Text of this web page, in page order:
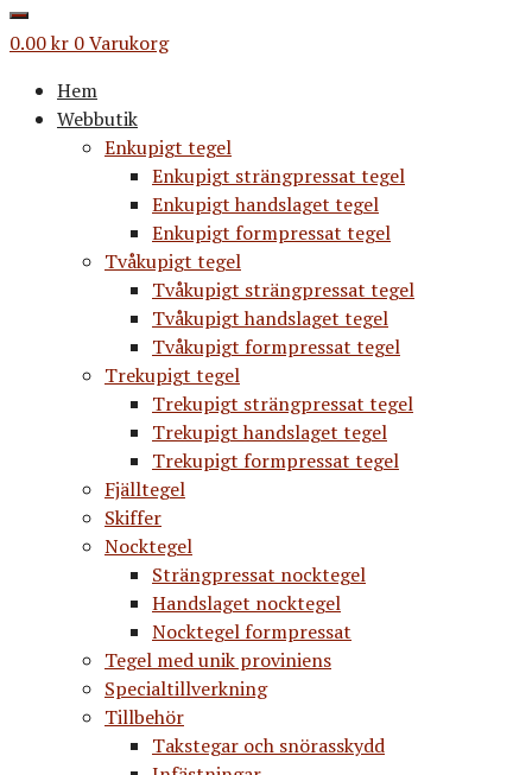
0.00kr 0Varukorg
Hem
Webbutik
Enkupigt tegel
Enkupigt strängpressat tegel
Enkupigt handslaget tegel
Enkupigt formpressat tegel
Tvåkupigt tegel
Tvåkupigt strängpressat tegel
Tvåkupigt handslaget tegel
Tvåkupigt formpressat tegel
Trekupigt tegel
Trekupigt strängpressat tegel
Trekupigt handslaget tegel
Trekupigt formpressat tegel
Fjälltegel
Skiffer
Nocktegel
Strängpressat nocktegel
Handslaget nocktegel
Nocktegel formpressat
Tegel med unik proviniens
Specialtillverkning
Tillbehör
Takstegar och snörasskydd